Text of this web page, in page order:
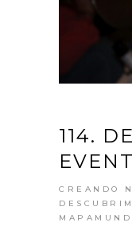
114.
CREANDO